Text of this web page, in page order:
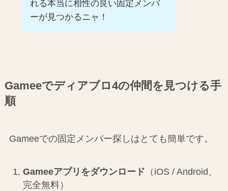
れる本当に相性の良い固定メンバ
ーが見つかるニャ！
Gameeでディアブロ4の仲間を見つける手
順
Gameeでの固定メンバー探しはとても簡単です。
Gameeアプリをダウンロード （iOS / Android、
完全無料）